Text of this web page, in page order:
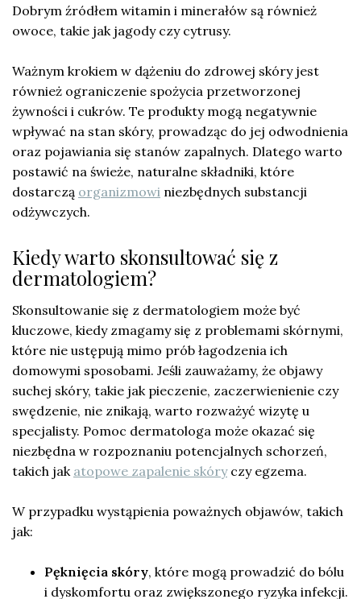
Dobrym źródłem witamin i minerałów są również
owoce, takie jak jagody czy cytrusy.
Ważnym krokiem w dążeniu do zdrowej skóry jest
również ograniczenie spożycia przetworzonej
żywności i cukrów. Te produkty mogą negatywnie
wpływać na stan skóry, prowadząc do jej odwodnienia
oraz pojawiania się stanów zapalnych. Dlatego warto
postawić na świeże, naturalne składniki, które
dostarczą organizmowi niezbędnych substancji
odżywczych.
Kiedy warto skonsultować się z
dermatologiem?
Skonsultowanie się z dermatologiem może być
kluczowe, kiedy zmagamy się z problemami skórnymi,
które nie ustępują mimo prób łagodzenia ich
domowymi sposobami. Jeśli zauważamy, że objawy
suchej skóry, takie jak pieczenie, zaczerwienienie czy
swędzenie, nie znikają, warto rozważyć wizytę u
specjalisty. Pomoc dermatologa może okazać się
niezbędna w rozpoznaniu potencjalnych schorzeń,
takich jak atopowe zapalenie skóryczy egzema.
W przypadku wystąpienia poważnych objawów, takich
jak:
Pęknięcia skóry, które mogą prowadzić do bólu
i dyskomfortu oraz zwiększonego ryzyka infekcji.